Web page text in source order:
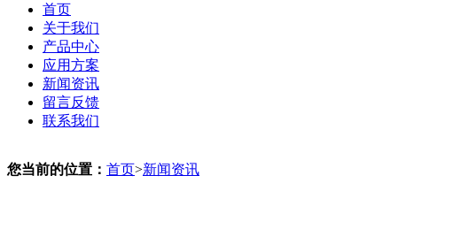
首页
关于我们
产品中心
应用方案
新闻资讯
留言反馈
联系我们
您当前的位置： 首页>新闻资讯